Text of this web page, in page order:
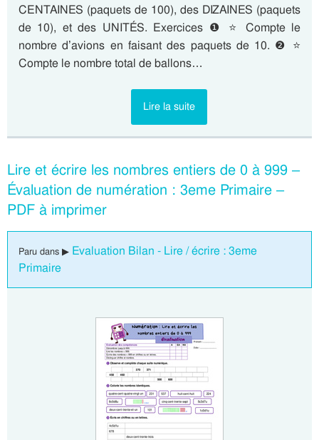
CENTAINES (paquets de 100), des DIZAINES (paquets
de 10), et des UNITÉS. Exercices ❶ ⭐ Compte le
nombre d’avions en faisant des paquets de 10. ❷ ⭐
Compte le nombre total de ballons…
Lire la suite
Lire et écrire les nombres entiers de 0 à 999 –
Évaluation de numération : 3eme Primaire –
PDF à imprimer
Paru dans ▶ Evaluation Bilan - Lire / écrire : 3eme
Primaire